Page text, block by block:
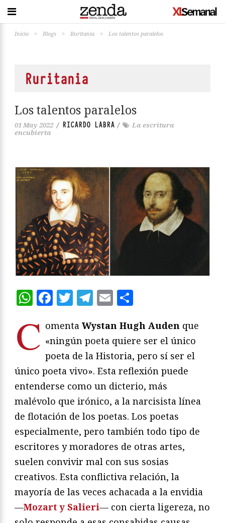
Inicio > Blogs > Ruritania > Los talentos paralelos
Ruritania
Los talentos paralelos
01 May 2022 / RICARDO LABRA /
La escritura
encubierta
WhatsApp
Facebook
Twitter
Telegram
Email
C omenta Wystan Hugh Auden que
«ningún poeta quiere ser el único
poeta de la Historia, pero sí ser el
único poeta vivo». Esta reflexión puede
entenderse como un dicterio, más
malévolo que irónico, a la narcisista línea
de flotación de los poetas. Los poetas
especialmente, pero también todo tipo de
escritores y moradores de otras artes,
suelen convivir mal con sus sosias
creativos. Esta conflictiva relación, la
mayoría de las veces achacada a la envidia
—Mozart y Salieri— con cierta ligereza, no